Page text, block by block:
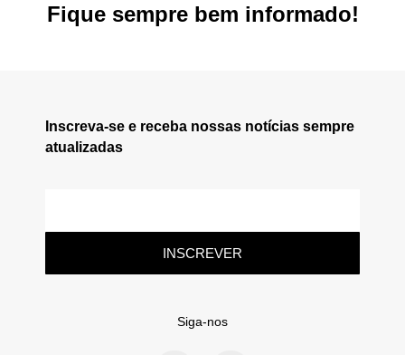
Fique sempre bem informado!
Inscreva-se e receba nossas notícias sempre
atualizadas
INSCREVER
Siga-nos